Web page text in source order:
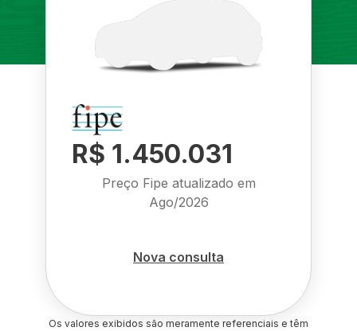
R$ 1.450.031
Preço Fipe atualizado em
Ago/2026
Nova consulta
Os valores exibidos são meramente referenciais e têm